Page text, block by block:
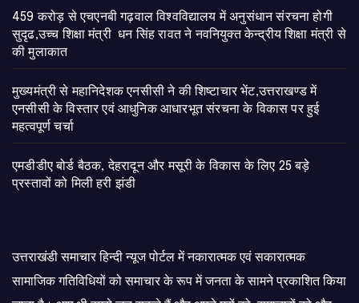
459 करोड़ से एचएनबी गढ़वाल विश्वविद्यालय में अनुसंधान संरचना होगी
सुदृढ,उच्च शिक्षा मंत्री धन सिंह रावत ने नवनियुक्त केन्द्रीय शिक्षा मंत्री से
की मुलाकात
मुख्यमंत्री से महानिदेशक एनसीसी ने की शिष्टाचार भेंट,उत्तराखण्ड में
एनसीसी के विस्तार एवं आधुनिक आधारभूत संरचना के विकास पर हुई
महत्वपूर्ण चर्चा
एमडीडीए बोर्ड बैठक, देहरादून और मसूरी के विकास के लिए 25 बड़े
प्रस्तावों को मिली हरी झंडी
उत्तराखंडी समाचार हिन्दी न्यूज पोर्टल में नकारात्मक एवं सकारात्मक
सामाजिक गतिविधियों को समाचार के रूप में जनता के सामने प्रकाशित किया